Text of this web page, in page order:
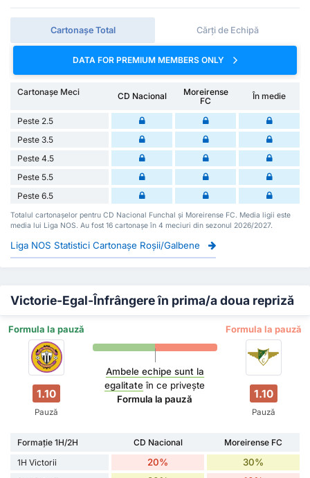
Cartonașe Total Cărți de Echipă
DATA FOR PREMIUM MEMBERS ONLY
Cartonașe Meci CD Nacional
Moreirense
FC
În medie
Peste 2.5
Peste 3.5
Peste 4.5
Peste 5.5
Peste 6.5
Totalul cartonașelor pentru CD Nacional Funchal și Moreirense FC. Media ligii este
media lui Liga NOS. Au fost 16 cartonașe în 4 meciuri din sezonul 2026/2027.
Liga NOS Statistici Cartonașe Roșii/Galbene
Victorie-Egal-Înfrângere în prima/a doua repriză
Formula la pauză Formula la pauză
1.10
Pauză
Ambele echipe sunt la
egalitateîn ce privește
Formula la pauză
1.10
Pauză
Formație 1H/2H CD Nacional
Moreirense FC
1H Victorii
20% 30%